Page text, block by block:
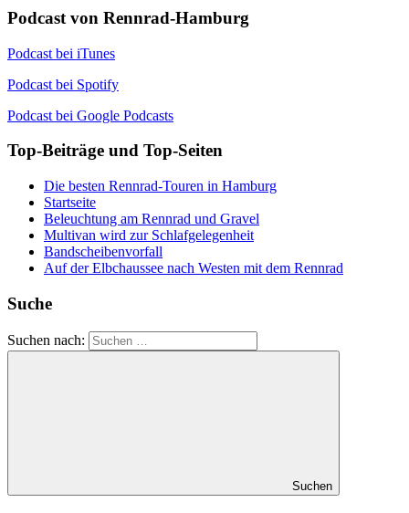
Podcast von Rennrad-Hamburg
Podcast bei iTunes
Podcast bei Spotify
Podcast bei Google Podcasts
Top-Beiträge und Top-Seiten
Die besten Rennrad-Touren in Hamburg
Startseite
Beleuchtung am Rennrad und Gravel
Multivan wird zur Schlafgelegenheit
Bandscheibenvorfall
Auf der Elbchaussee nach Westen mit dem Rennrad
Suche
Suchen nach:
Suchen